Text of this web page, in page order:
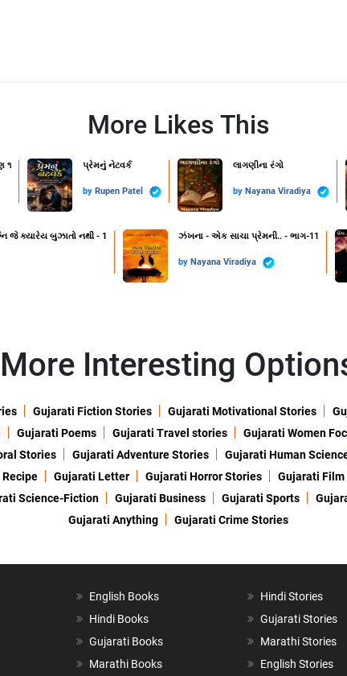
More Likes This
૧ પ્રેમનું નેટવર્ક
by Rupen Patel
લાગણીના રંગો
by Nayana Viradiya
જે ક્યારેય બુઝાતો નથી - 1 ઝંખના - એક સાચા પ્રેમની.. - ભાગ-11
by Nayana Viradiya
More Interesting
Gujarati Fiction Stories Gujarati Motivational Stories
Gujarati Poems Gujarati Travel stories Gujarati Women
Stories Gujarati Adventure Stories Gujarati Human
Gujarati Letter Gujarati Horror Stories Gujarati Film
Science-Fiction Gujarati Business Gujarati Sports
Gujarati Anything
Gujarati Crime Stories
English Books
Hindi Books
Gujarati Books
Marathi Books
Hindi Stories
Gujarati Stories
Marathi Stories
English Stories